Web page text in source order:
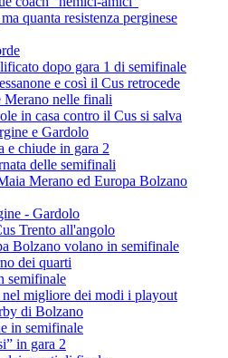
quanta resistenza perginese
dopo gara 1 di semifinale
e così il Cus retrocede
Merano nelle finali
in casa contro il Cus si salva
e Gardolo
e chiude in gara 2
delle semifinali
Merano ed Europa Bolzano
- Gardolo
Trento all'angolo
Bolzano volano in semifinale
dei quarti
semifinale
migliore dei modi i playout
di Bolzano
in semifinale
in gara 2